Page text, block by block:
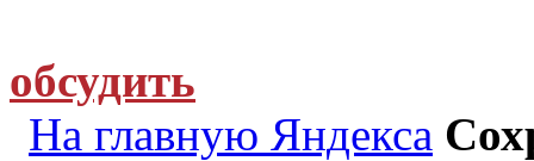
обсудить
На главную Яндекса